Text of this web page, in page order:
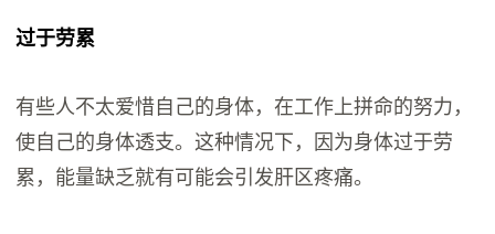
过于劳累
有些人不太爱惜自己的身体，在工作上拼命的努力，
使自己的身体透支。这种情况下，因为身体过于劳
累，能量缺乏就有可能会引发肝区疼痛。